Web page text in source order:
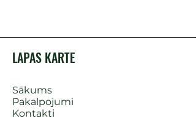
LAPAS KARTE
Sākums
Pakalpojumi
Kontakti